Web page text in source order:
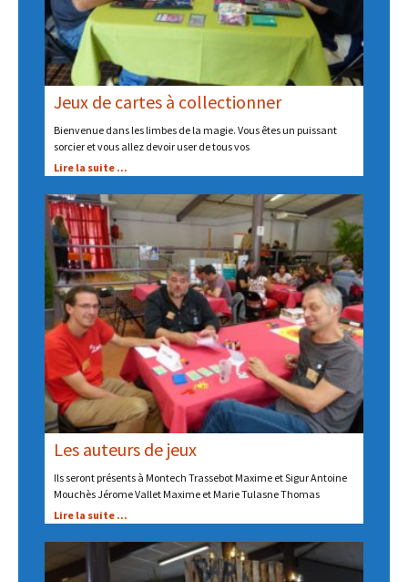
Jeux de cartes à collectionner
Bienvenue dans les limbes de la magie. Vous êtes un puissant
sorcier et vous allez devoir user de tous vos
Lire la suite ...
Les auteurs de jeux
Ils seront présents à Montech Trassebot Maxime et Sigur Antoine
Mouchès Jérome Vallet Maxime et Marie Tulasne Thomas
Lire la suite ...